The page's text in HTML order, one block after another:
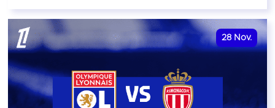
28 Nov.